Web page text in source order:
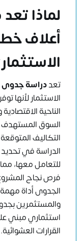
لماذا
أعلاف
تعددراسة جدوى
الاستثمار لأنها
الناحية
السوق المستهدف
التكاليف
الدراسة في
للتعامل معها،
فرص نجاح
الجدوى أداة مهمة
والمستثمرين
استثماري مبني
القرارات العشوائية.